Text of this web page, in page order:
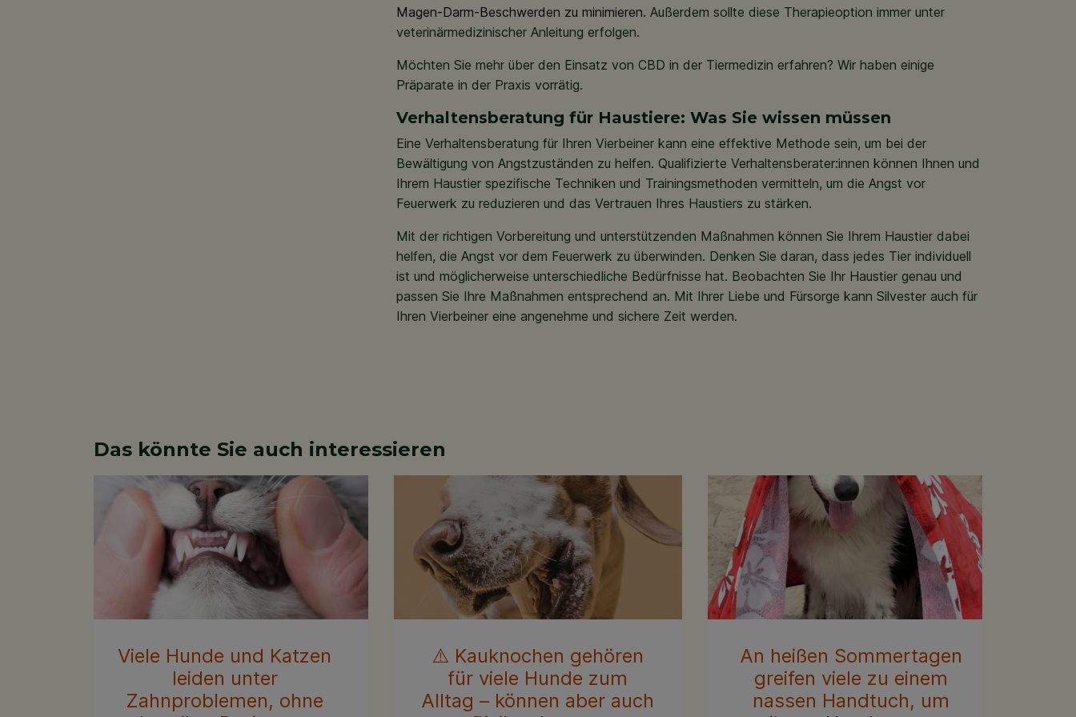
Magen-Darm-Beschwerden zu minimieren. Außerdem sollte diese Therapieoption immer unter
veterinärmedizinischer Anleitung erfolgen.
Möchten Sie mehr über den Einsatz von CBD in der Tiermedizin erfahren? Wir haben einige
Präparate in der Praxis vorrätig.
Verhaltensberatung für Haustiere: Was Sie wissen müssen
Eine Verhaltensberatung für Ihren Vierbeiner kann eine effektive Methode sein, um bei der
Bewältigung von Angstzuständen zu helfen. Qualifizierte Verhaltensberater:innen können Ihnen und
Ihrem Haustier spezifische Techniken und Trainingsmethoden vermitteln, um die Angst vor
Feuerwerk zu reduzieren und das Vertrauen Ihres Haustiers zu stärken.
Mit der richtigen Vorbereitung und unterstützenden Maßnahmen können Sie Ihrem Haustier dabei
helfen, die Angst vor dem Feuerwerk zu überwinden. Denken Sie daran, dass jedes Tier individuell
ist und möglicherweise unterschiedliche Bedürfnisse hat. Beobachten Sie Ihr Haustier genau und
passen Sie Ihre Maßnahmen entsprechend an. Mit Ihrer Liebe und Fürsorge kann Silvester auch für
Ihren Vierbeiner eine angenehme und sichere Zeit werden.
Das könnte Sie auch interessieren
Viele Hunde und Katzen
leiden unter
Zahnproblemen, ohne
⚠️ Kauknochen gehören
für viele Hunde zum
Alltag – können aber auch
An heißen Sommertagen
greifen viele zu einem
nassen Handtuch, um